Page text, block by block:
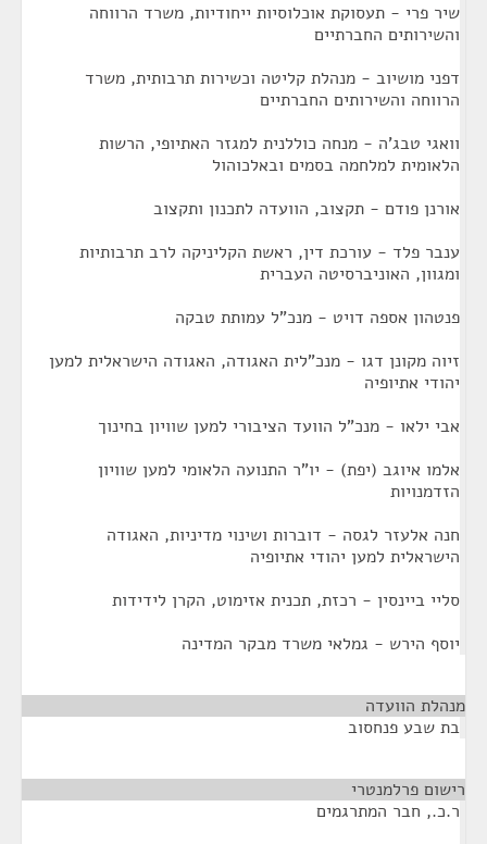
שיר פרי - תעסוקת אוכלוסיות ייחודיות, משרד הרווחה
והשירותים החברתיים
דפני מושיוב - מנהלת קליטה וכשירות תרבותית, משרד
הרווחה והשירותים החברתיים
וואגי טבג'ה - מנחה כוללנית למגזר האתיופי, הרשות
הלאומית למלחמה בסמים ובאלכוהול
אורנן פודם - תקצוב, הוועדה לתכנון ותקצוב
ענבר פלד - עורכת דין, ראשת הקליניקה לרב תרבותיות
ומגוון, האוניברסיטה העברית
פנטהון אספה דויט - מנכ"ל עמותת טבקה
זיוה מקונן דגו - מנכ"לית האגודה, האגודה הישראלית למען
יהודי אתיופיה
אבי ילאו - מנכ"ל הוועד הציבורי למען שוויון בחינוך
אלמו איוגב (יפת) - יו"ר התנועה הלאומי למען שוויון
הזדמנויות
חנה אלעזר לגסה - דוברות ושינוי מדיניות, האגודה
הישראלית למען יהודי אתיופיה
סליי ביינסין - רכזת, תכנית אזימוט, הקרן לידידות
יוסף הירש - גמלאי משרד מבקר המדינה
מנהלת הוועדה
בת שבע פנחסוב
רישום פרלמנטרי
ר.כ., חבר המתרגמים